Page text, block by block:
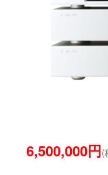
6,500,000円(